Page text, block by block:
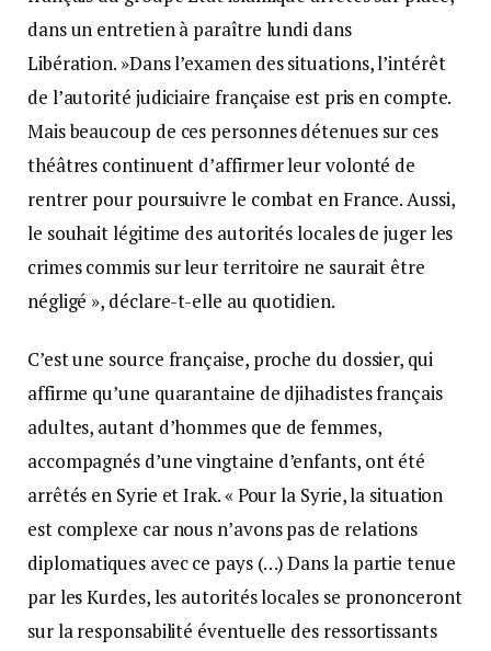
dans un entretien à paraître lundi dans
Libération. »Dans l’examen des situations, l’intérêt
de l’autorité judiciaire française est pris en compte.
Mais beaucoup de ces personnes détenues sur ces
théâtres continuent d’affirmer leur volonté de
rentrer pour poursuivre le combat en France. Aussi,
le souhait légitime des autorités locales de juger les
crimes commis sur leur territoire ne saurait être
négligé », déclare-t-elle au quotidien.
C’est une source française, proche du dossier, qui
affirme qu’une quarantaine de djihadistes français
adultes, autant d’hommes que de femmes,
accompagnés d’une vingtaine d’enfants, ont été
arrêtés en Syrie et Irak. « Pour la Syrie, la situation
est complexe car nous n’avons pas de relations
diplomatiques avec ce pays (…) Dans la partie tenue
par les Kurdes, les autorités locales se prononceront
sur la responsabilité éventuelle des ressortissants